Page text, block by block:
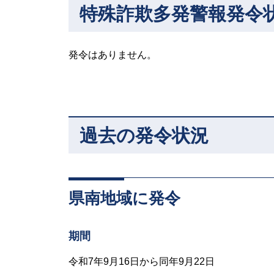
特殊詐欺多発警報発令
発令はありません。
過去の発令状況
県南地域に発令
期間
令和7年9月16日から同年9月22日